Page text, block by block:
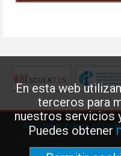
En esta web
terceros para
nuestros servicios
Puedes obtener
Aviso legal·Política de